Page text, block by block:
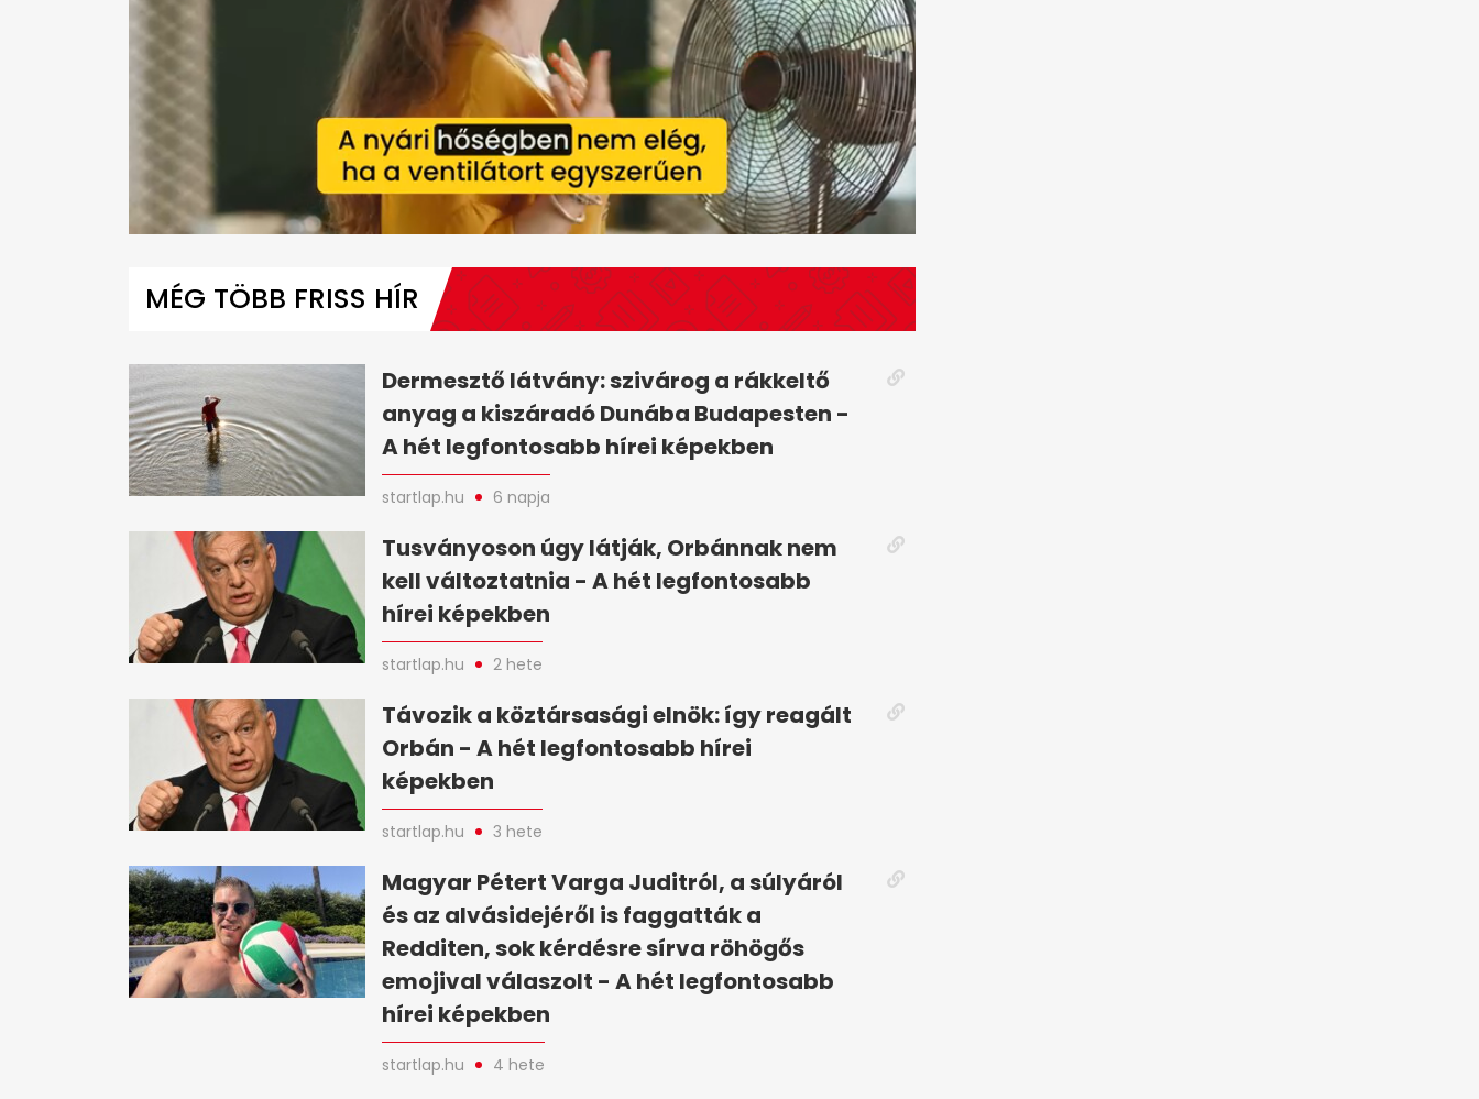
minute,
0%
MÉG TÖBB FRISS HÍR
Dermesztő látvány: szivárog a rákkeltő
anyag a kiszáradó Dunába Budapesten -
A hét legfontosabb hírei képekben
startlap.hu 6 napja
Tusványoson úgy látják, Orbánnak nem
kell változtatnia - A hét legfontosabb
hírei képekben
startlap.hu 2 hete
Távozik a köztársasági elnök: így reagált
Orbán - A hét legfontosabb hírei
képekben
startlap.hu 3 hete
Magyar Pétert Varga Juditról, a súlyáról
és az alvásidejéről is faggatták a
Redditen, sok kérdésre sírva röhögős
emojival válaszolt - A hét legfontosabb
hírei képekben
startlap.hu 4 hete